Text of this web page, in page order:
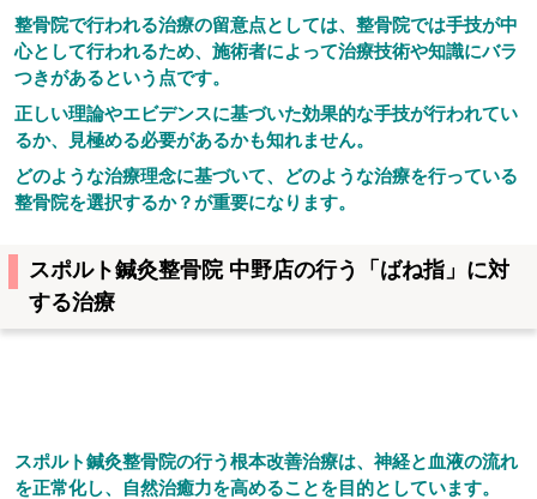
整骨院で行われる治療の留意点としては、整骨院では手技が中
心として行われるため、施術者によって治療技術や知識にバラ
つきがあるという点です。
正しい理論やエビデンスに基づいた効果的な手技が行われてい
るか、見極める必要があるかも知れません。
どのような治療理念に基づいて、どのような治療を行っている
整骨院を選択するか？が重要になります。
スポルト鍼灸整骨院 中野店の行う「ばね指」に対
する治療
スポルト鍼灸整骨院の行う根本改善治療は、神経と血液の流れ
を正常化し、自然治癒力を高めることを目的としています。